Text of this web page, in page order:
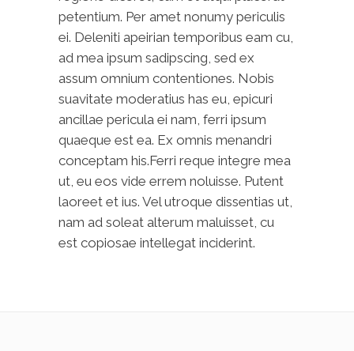
petentium. Per amet nonumy periculis
ei. Deleniti apeirian temporibus eam cu,
ad mea ipsum sadipscing, sed ex
assum omnium contentiones. Nobis
suavitate moderatius has eu, epicuri
ancillae pericula ei nam, ferri ipsum
quaeque est ea. Ex omnis menandri
conceptam his.Ferri reque integre mea
ut, eu eos vide errem noluisse. Putent
laoreet et ius. Vel utroque dissentias ut,
nam ad soleat alterum maluisset, cu
est copiosae intellegat inciderint.